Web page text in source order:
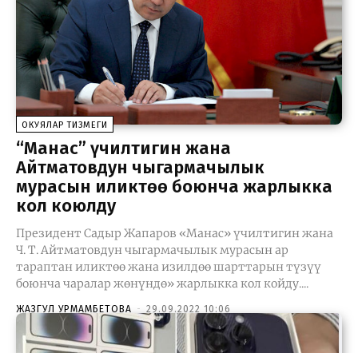
ОКУЯЛАР ТИЗМЕГИ
“Манас” үчилтигин жана
Айтматовдун чыгармачылык
мурасын иликтөө боюнча жарлыкка
кол коюлду
Президент Садыр Жапаров «Манас» үчилтигин жана
Ч. Т. Айтматовдун чыгармачылык мурасын ар
тараптан иликтөө жана изилдөө шарттарын түзүү
боюнча чаралар жөнүндө» жарлыкка кол койду....
ЖАЗГУЛ УРМАМБЕТОВА - 29.09.2022 10:06